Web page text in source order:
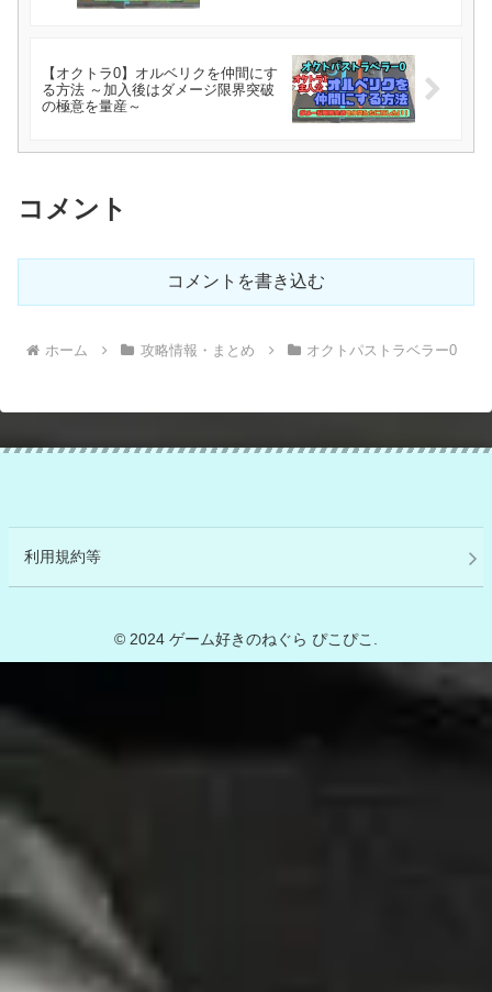
【オクトラ0】オルベリクを仲間にす
る方法 ～加入後はダメージ限界突破
の極意を量産～
コメント
コメントを書き込む
ホーム 攻略情報・まとめ オクトパストラベラー0
利用規約等
© 2024 ゲーム好きのねぐら ぴこぴこ.